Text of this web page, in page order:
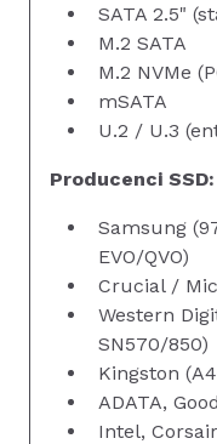
SATA 2.5"
M.2 SATA
M.2 NVMe
mSATA
U.2 / U.3
Producenci SSD:
Samsung
EVO/QVO)
Crucial /
Western
SN570/850)
Kingston
ADATA,
Intel,